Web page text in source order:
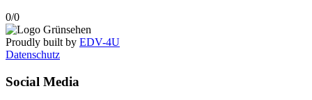
0/0
Proudly built by EDV-4U
Datenschutz
Social Media